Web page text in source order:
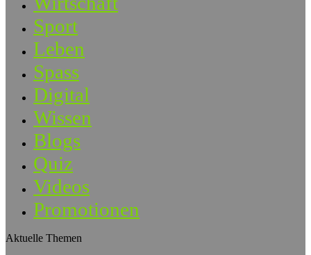
Sport
Leben
Spass
Digital
Wissen
Blogs
Quiz
Videos
Promotionen
Aktuelle Themen